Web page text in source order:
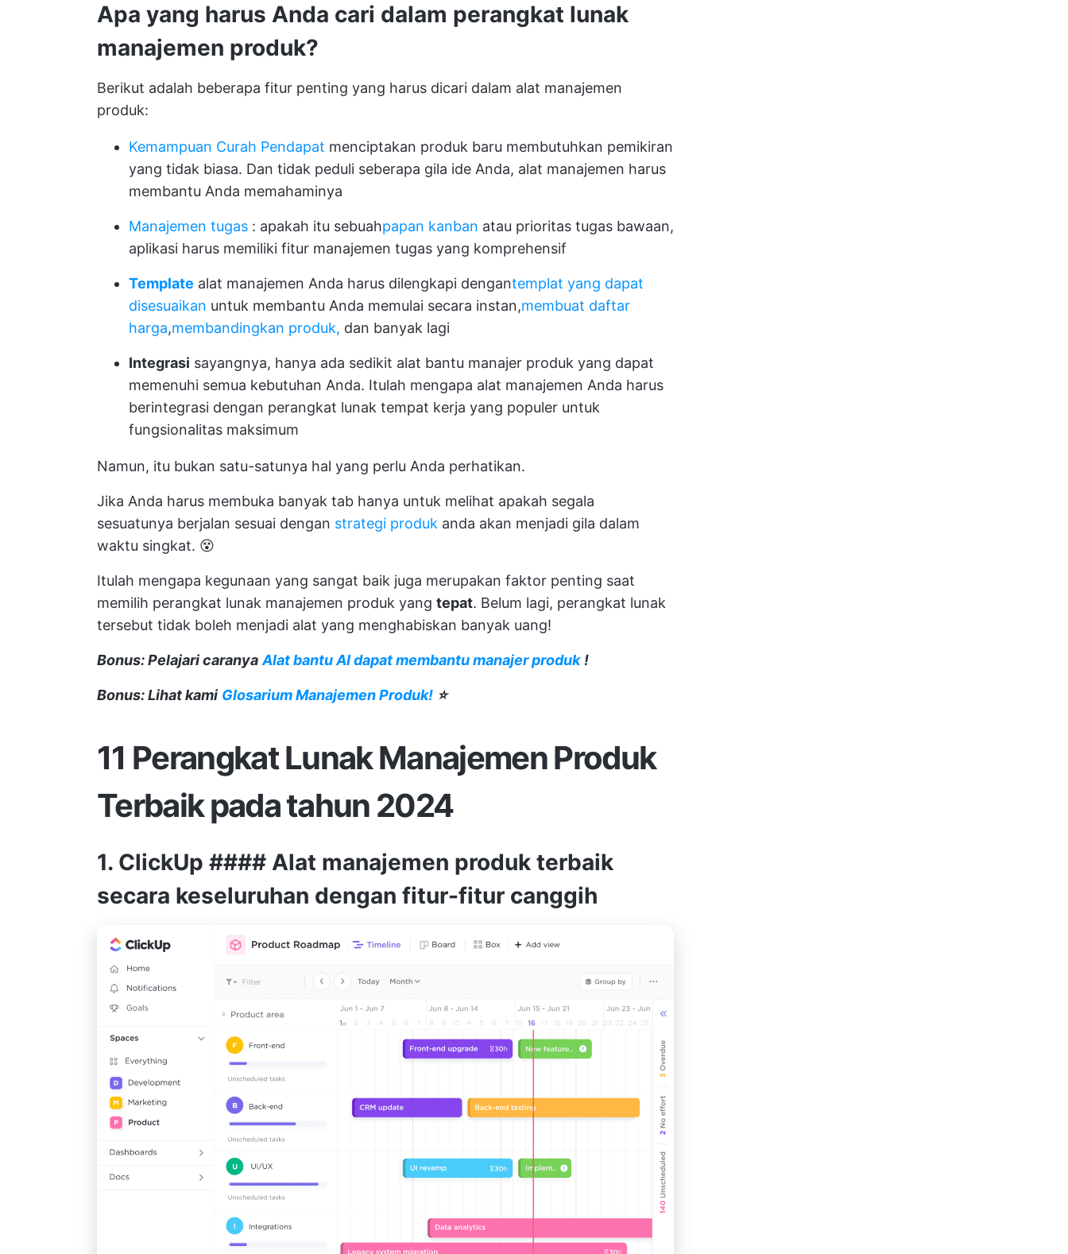
Apa yang harus Anda cari dalam perangkat lunak
manajemen produk?
Berikut adalah beberapa fitur penting yang harus dicari dalam alat manajemen
produk:
Kemampuan Curah Pendapat menciptakan produk baru membutuhkan pemikiran
yang tidak biasa. Dan tidak peduli seberapa gila ide Anda, alat manajemen harus
membantu Anda memahaminya
Manajemen tugas : apakah itu sebuahpapan kanban atau prioritas tugas bawaan,
aplikasi harus memiliki fitur manajemen tugas yang komprehensif
Template alat manajemen Anda harus dilengkapi dengantemplat yang dapat
disesuaikan untuk membantu Anda memulai secara instan,membuat daftar
harga,membandingkan produk, dan banyak lagi
Integrasi sayangnya, hanya ada sedikit alat bantu manajer produk yang dapat
memenuhi semua kebutuhan Anda. Itulah mengapa alat manajemen Anda harus
berintegrasi dengan perangkat lunak tempat kerja yang populer untuk
fungsionalitas maksimum
Namun, itu bukan satu-satunya hal yang perlu Anda perhatikan.
Jika Anda harus membuka banyak tab hanya untuk melihat apakah segala
sesuatunya berjalan sesuai dengan strategi produk anda akan menjadi gila dalam
waktu singkat. 😵
Itulah mengapa kegunaan yang sangat baik juga merupakan faktor penting saat
memilih perangkat lunak manajemen produk yang tepat. Belum lagi, perangkat lunak
tersebut tidak boleh menjadi alat yang menghabiskan banyak uang!
Bonus: Pelajari caranya Alat bantu AI dapat membantu manajer produk !
Bonus: Lihat kami Glosarium Manajemen Produk! ⭐️
11 Perangkat Lunak Manajemen Produk
Terbaik pada tahun 2024
1. ClickUp #### Alat manajemen produk terbaik
secara keseluruhan dengan fitur-fitur canggih